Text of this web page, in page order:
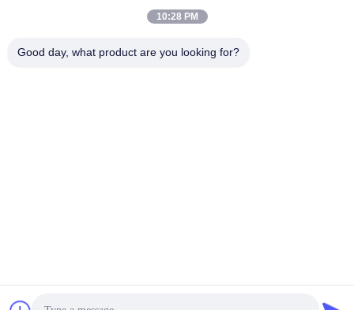
0086-15921524026
10:28 PM
Good day, what product are you looking for?